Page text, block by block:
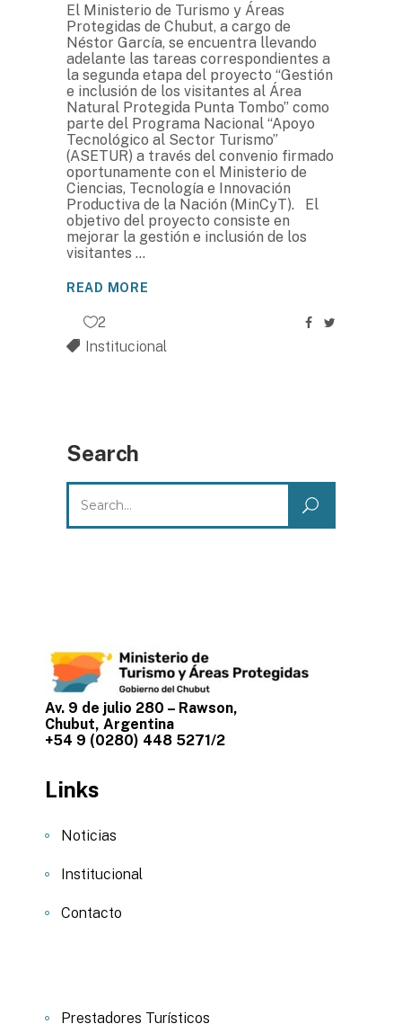
El Ministerio de Turismo y Áreas
Protegidas de Chubut, a cargo de
Néstor García, se encuentra llevando
adelante las tareas correspondientes a
la segunda etapa del proyecto “Gestión
e inclusión de los visitantes al Área
Natural Protegida Punta Tombo” como
parte del Programa Nacional “Apoyo
Tecnológico al Sector Turismo”
(ASETUR) a través del convenio firmado
oportunamente con el Ministerio de
Ciencias, Tecnología e Innovación
Productiva de la Nación (MinCyT). El
objetivo del proyecto consiste en
mejorar la gestión e inclusión de los
visitantes
READ MORE
2
Institucional
Search
Search
for:
Av. 9 de julio 280 – Rawson,
Chubut, Argentina
+54 9 (0280) 448 5271/2
Links
Noticias
Institucional
Contacto
Prestadores Turísticos